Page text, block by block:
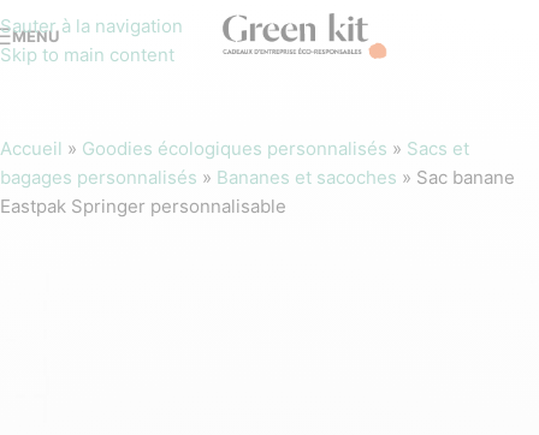
Sauter à la navigation
Skip to main content
MENU
Accueil » Goodies écologiques personnalisés » Sacs et
bagages personnalisés » Bananes et sacoches » Sac banane
Eastpak Springer personnalisable